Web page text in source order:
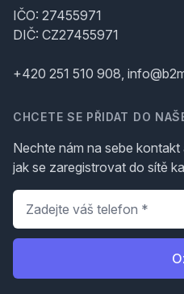
IČO: 27455971
DIČ: CZ27455971
+420 251 510 908,
CHCETE SE PŘIDAT DO
Nechte nám na sebe
jak se zaregistrovat do sítě
Telefon